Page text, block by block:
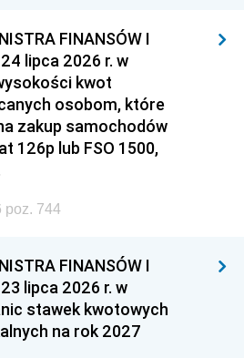
FINANSÓW I
lipca 2026 r. w
kwot
osobom, które
zakup samochodów
126p lub FSO 1500,
poz. 744
FINANSÓW I
lipca 2026 r. w
stawek kwotowych
na rok 2027